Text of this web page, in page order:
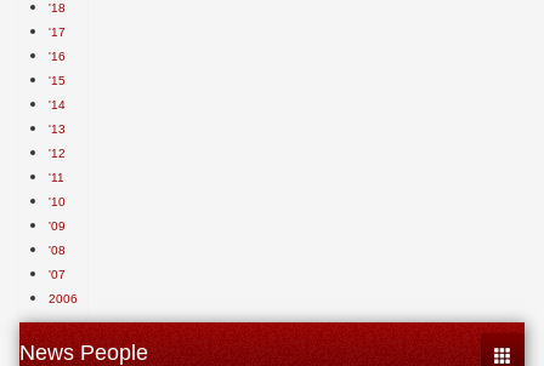
'18
'17
'16
'15
'14
'13
'12
'11
'10
'09
'08
'07
2006
News People